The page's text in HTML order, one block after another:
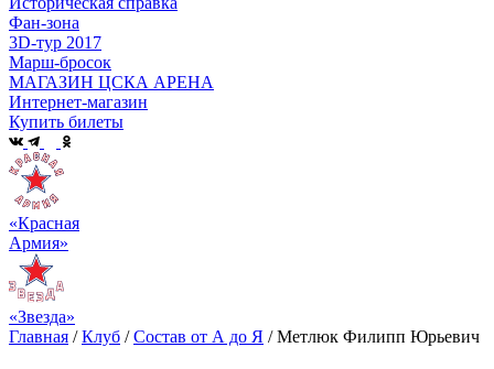
Фан-зона
3D-тур 2017
Марш-бросок
МАГАЗИН ЦСКА АРЕНА
Интернет-магазин
Купить билеты
«Красная
Армия»
«Звезда»
Главная /Клуб /Состав от А до Я /Метлюк Филипп Юрьевич